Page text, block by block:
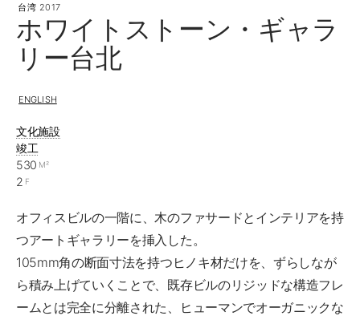
台湾 2017
ホワイトストーン・ギャラ
リー台北
ENGLISH
文化施設
竣工
530 M²
2 F
オフィスビルの一階に、木のファサードとインテリアを持
つアートギャラリーを挿入した。
105mm角の断面寸法を持つヒノキ材だけを、ずらしなが
ら積み上げていくことで、既存ビルのリジッドな構造フレ
ームとは完全に分離された、ヒューマンでオーガニックな